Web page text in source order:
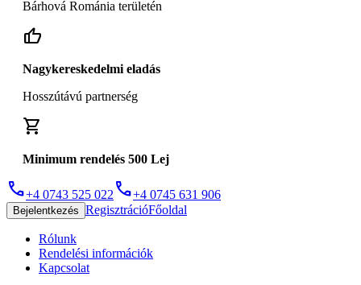
Bárhová Románia területén
thumb_up
Nagykereskedelmi eladás
Hosszútávú partnerség
shopping_cart
Minimum rendelés 500 Lej
phone+4 0743 525 022 phone+4 0745 631 906
Bejelentkezés RegisztrációFőoldal
Rólunk
Rendelési információk
Kapcsolat